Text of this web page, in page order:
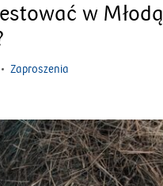
w Młodą
Zaproszenia